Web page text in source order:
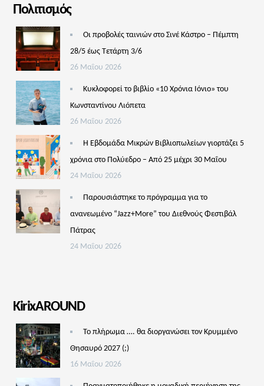
Πολιτισμός
Οι προβολές ταινιών στο Σινέ Κάστρο – Πέμπτη
28/5 έως Τετάρτη 3/6
26 Μαΐου 2026
Κυκλοφορεί το βιβλίο «10 Χρόνια Ιόνιο» του
Κωνσταντίνου Λιόπετα
26 Μαΐου 2026
Η Εβδομάδα Μικρών Βιβλιοπωλείων γιορτάζει 5
χρόνια στο Πολύεδρο – Από 25 μέχρι 30 Μαΐου
24 Μαΐου 2026
Παρουσιάστηκε το πρόγραμμα για το
ανανεωμένο “Jazz+More” του Διεθνούς Φεστιβάλ
Πάτρας
24 Μαΐου 2026
KirixAROUND
Το πλήρωμα …. θα διοργανώσει τον Κρυμμένο
Θησαυρό 2027 (;)
16 Μαΐου 2026